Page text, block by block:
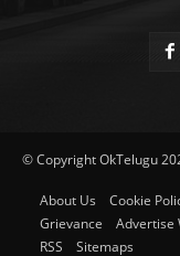
© Copyright OkTelugu
About Us Cookie
Grievance
Advertise
RSS
Sitemaps